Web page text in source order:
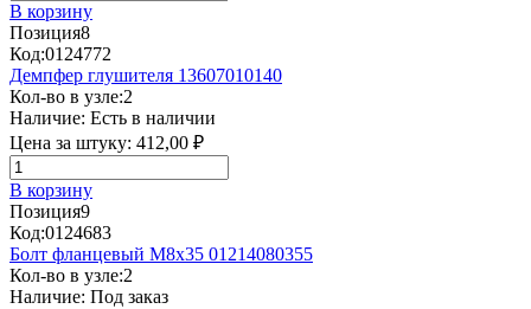
В корзину
Позиция8
Код:0124772
Демпфер глушителя 13607010140
Кол-во в узле:2
Наличие: Есть в наличии
Цена за штуку: 412,00 ₽
В корзину
Позиция9
Код:0124683
Болт фланцевый М8х35 01214080355
Кол-во в узле:2
Наличие: Под заказ